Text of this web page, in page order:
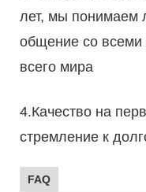
лет, мы понимаем
общение со всеми
всего мира
4.Качество на
стремление к
FAQ